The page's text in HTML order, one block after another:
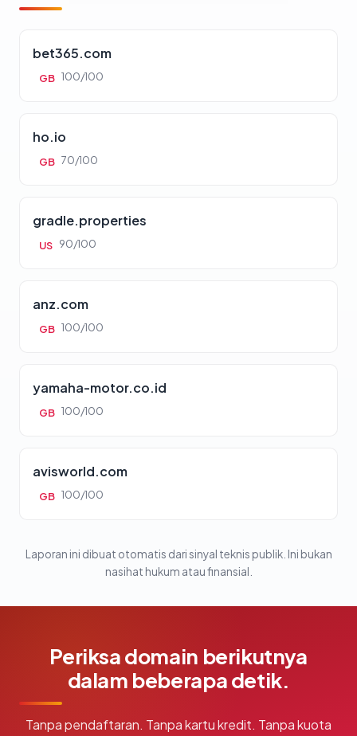
bet365.com
GB 100/100
ho.io
GB 70/100
gradle.properties
US 90/100
anz.com
GB 100/100
yamaha-motor.co.id
GB 100/100
avisworld.com
GB 100/100
Laporan ini dibuat otomatis dari sinyal teknis publik. Ini bukan
nasihat hukum atau finansial.
Periksa domain berikutnya
dalam beberapa detik.
Tanpa pendaftaran. Tanpa kartu kredit. Tanpa kuota